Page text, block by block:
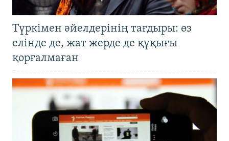
Түркімен әйелдерінің тағдыры: өз
елінде де, жат жерде де құқығы
қорғалмаған